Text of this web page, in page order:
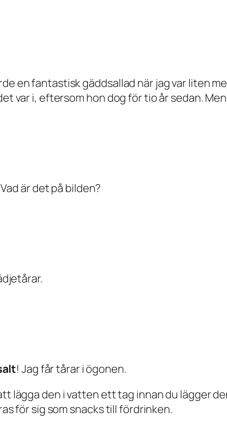
en fantastisk gäddsallad när jag var liten
var i, eftersom hon dog för tio år sedan.
är det på bilden?
! Jag får tårar i ögonen.
lägga den i vatten ett tag innan du lägger
för sig som snacks till fördrinken.